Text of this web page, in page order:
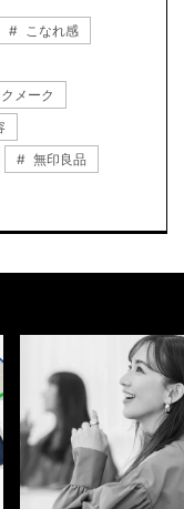
こなれ感
メーク
無印良品